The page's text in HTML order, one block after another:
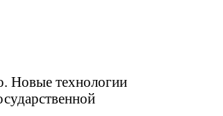
Новые технологии